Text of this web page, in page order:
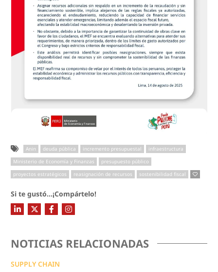
Anin deuda pública incremento presupuestal
infraestructura
Ministerio de Economía y Finanzas
presupuesto público
proyectos estratégicos
reasignación de recursos sostenibilidad fiscal
Si te gustó...¡Compártelo!
NOTICIAS RELACIONADAS
SUPPLY CHAIN